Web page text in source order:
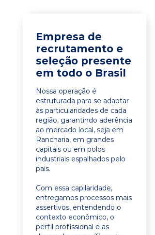
Empresa de
recrutamento e
seleção presente
em todo o Brasil
Nossa operação é
estruturada para se adaptar
às particularidades de cada
região, garantindo aderência
ao mercado local, seja em
Rancharia, em grandes
capitais ou em polos
industriais espalhados pelo
país.
Com essa capilaridade,
entregamos processos mais
assertivos, entendendo o
contexto econômico, o
perfil profissional e as